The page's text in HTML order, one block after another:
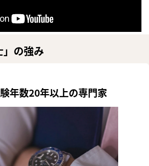
の強み
年数20年以上の専門家